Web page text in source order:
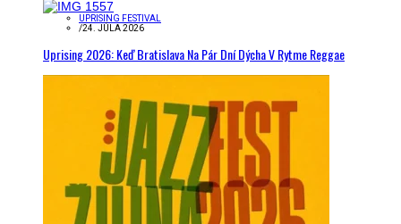
UPRISING FESTIVAL
/24. JÚLA 2026
Uprising 2026: Keď Bratislava Na Pár Dní Dýcha V Rytme Reggae